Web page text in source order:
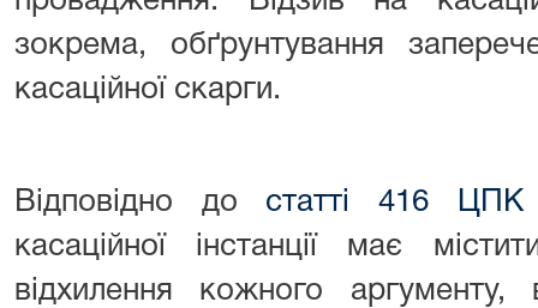
зокрема, обґрунтування
касаційної скарги.
Відповідно до статті 416 ЦПК
касаційної інстанції має
відхилення кожного аргументу,